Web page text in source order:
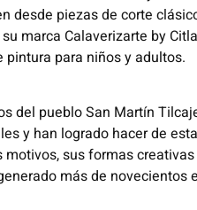
desde piezas de corte
marca Calaverizarte by
para niños y adultos.
del pueblo San Martín
y han logrado hacer de
sus formas
más de